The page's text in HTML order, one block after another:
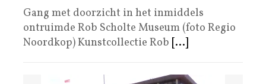
Gang met doorzicht in het inmiddels
ontruimde Rob Scholte Museum (foto Regio
Noordkop) Kunstcollectie Rob [...]